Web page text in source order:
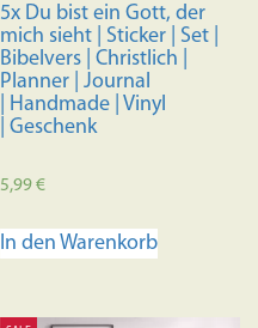
5x Du bist ein Gott, der
mich sieht | Sticker | Set |
Bibelvers | Christlich |
Planner | Journal
| Handmade | Vinyl
| Geschenk
5,99€
In den Warenkorb